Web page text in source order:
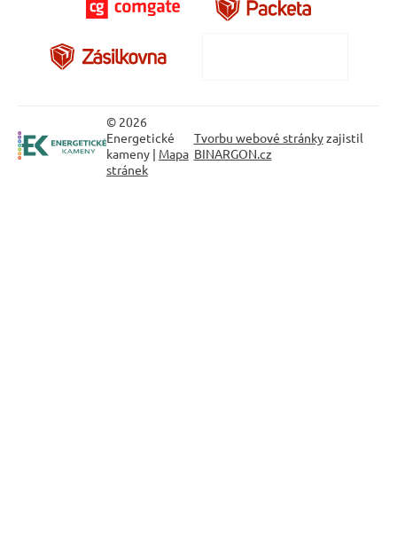
© 2026
Energetické
kameny | Mapa
stránek
Tvorbu webové stránkyzajistil
BINARGON.cz